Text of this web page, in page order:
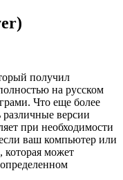
получил
на русском
Что еще более
различные версии
при необходимости
ваш компьютер или
которая может